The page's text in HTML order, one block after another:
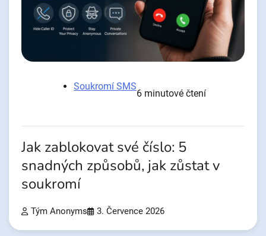
Soukromí SMS
6 minutové čtení
Jak zablokovat své číslo: 5
snadných způsobů, jak zůstat v
soukromí
Tým Anonyms 3. Července 2026